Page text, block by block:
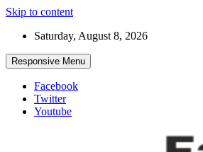
Skip to content
Saturday, August 8, 2026
Responsive Menu
Facebook
Twitter
Youtube